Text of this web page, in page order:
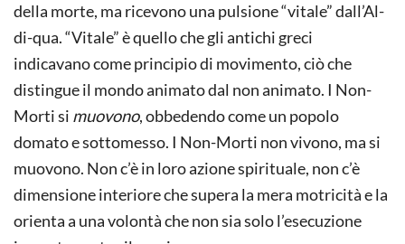
della morte, ma ricevono una pulsione “vitale” dall’Al-
di-qua. “Vitale” è quello che gli antichi greci
indicavano come principio di movimento, ciò che
distingue il mondo animato dal non animato. I Non-
Morti si muovono, obbedendo come un popolo
domato e sottomesso. I Non-Morti non vivono, ma si
muovono. Non c’è in loro azione spirituale, non c’è
dimensione interiore che supera la mera motricità e la
orienta a una volontà che non sia solo l’esecuzione